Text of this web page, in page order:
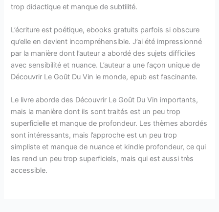
trop didactique et manque de subtilité.
L’écriture est poétique, ebooks gratuits parfois si obscure
qu’elle en devient incompréhensible. J’ai été impressionné
par la manière dont l’auteur a abordé des sujets difficiles
avec sensibilité et nuance. L’auteur a une façon unique de
Découvrir Le Goût Du Vin le monde, epub est fascinante.
Le livre aborde des Découvrir Le Goût Du Vin importants,
mais la manière dont ils sont traités est un peu trop
superficielle et manque de profondeur. Les thèmes abordés
sont intéressants, mais l’approche est un peu trop
simpliste et manque de nuance et kindle profondeur, ce qui
les rend un peu trop superficiels, mais qui est aussi très
accessible.